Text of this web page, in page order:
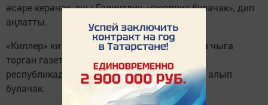
әсәре керәчәк, аны Галиуллин «сюрприз булачак», дип
аңлатты.
«Киллер» китабын Татарстан районнарында чыга
торган газеталар редакцияләрендә һәм
республикадагы китап кибетләрендә сатып алып
булачак.